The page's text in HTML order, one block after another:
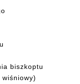
biszkoptu
wiśniowy)